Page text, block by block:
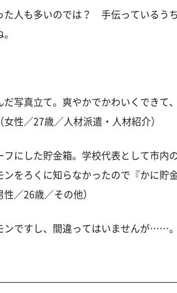
た人も多いのでは？ 手伝っているう
だ写真立て。爽やかでかわいくできて
性／27歳／人材派遣・人材紹介）
フにした貯金箱。学校代表として市内
をろくに知らなかったので『かに貯
／26歳／その他）
ンですし、間違ってはいませんが……